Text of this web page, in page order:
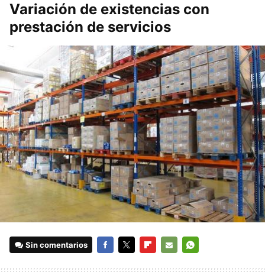
Variación de existencias con
prestación de servicios
Sin comentarios